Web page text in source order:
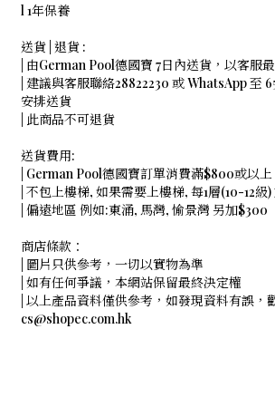
l 1年保養
送貨 | 退貨 :
| 由German Pool德國寶 7日內送貨，以客服
| 建議與客服聯絡28822230 或 WhatsApp 至
安排送貨
| 此商品不可退貨
送貨費用:
| German Pool德國寶訂單消費滿$800或以
| 不包上樓梯, 如果需要上樓梯, 每1層(10-12級)
| 偏遠地區 例如:東涌, 馬灣, 愉景灣 另加$300
商店條款：
| 圖片只供參考，一切以實物為準
| 如有任何爭議，本網站保留最終決定權
| 以上產品資料僅供參考，如發現資料有誤，
cs@shopec.com.hk